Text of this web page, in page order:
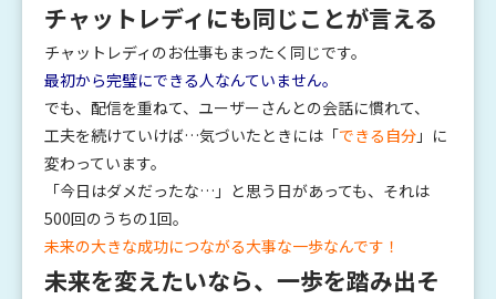
チャットレディにも同じことが言える
チャットレディのお仕事もまったく同じです。
最初から完璧にできる人なんていません。
でも、配信を重ねて、ユーザーさんとの会話に慣れて、
工夫を続けていけば…気づいたときには「できる自分 」に
変わっています。
「今日はダメだったな…」と思う日があっても、それは
500回のうちの1回。
未来の大きな成功につながる大事な一歩なんです！
未来を変えたいなら、一歩を踏み出そ